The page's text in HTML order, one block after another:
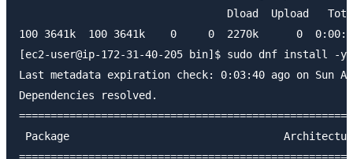
Dload  Upload
100 3641k  100 3641k    0     0  2270k      0
[ec2-user@ip-172-31-40-205 bin]$ sudo dnf install -y
Last metadata expiration check: 0:03:40 ago on Sun
Dependencies resolved.
Package